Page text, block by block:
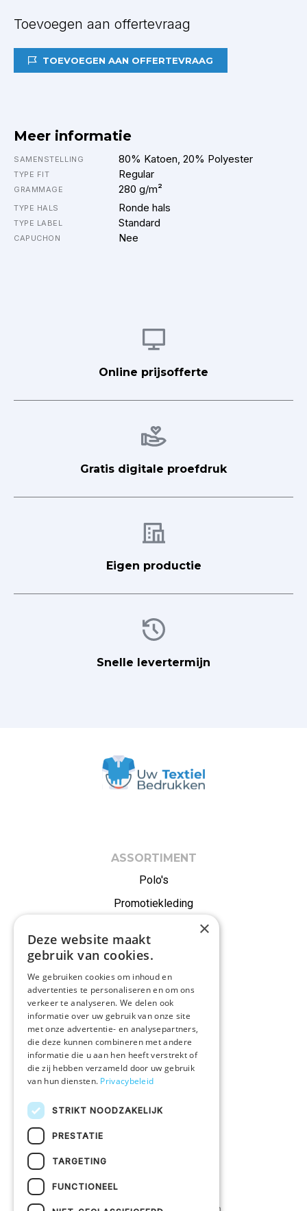
Toevoegen aan offertevraag
TOEVOEGEN AAN OFFERTEVRAAG
Meer informatie
SAMENSTELLING 80% Katoen, 20% Polyester
TYPE FIT Regular
GRAMMAGE 280 g/m²
TYPE HALS Ronde hals
TYPE LABEL Standard
CAPUCHON Nee
Online prijsofferte
Afbeelding
Gratis digitale proefdruk
Afbeelding
Eigen productie
Afbeelding
Snelle levertermijn
ASSORTIMENT
Polo's
Promotiekleding
Alle producten
IN EEN NOTENDOP
Druktechnieken
Duurzaam ondernemen
Vacatures
KLANTENSERVICE
Veelgestelde vragen
×
Deze website maakt
gebruik van cookies.
We gebruiken cookies om inhoud en
advertenties te personaliseren en om ons
verkeer te analyseren. We delen ook
informatie over uw gebruik van onze site
met onze advertentie- en analysepartners,
die deze kunnen combineren met andere
informatie die u aan hen heeft verstrekt of
die zij hebben verzameld door uw gebruik
van hun diensten. Privacybeleid
STRIKT NOODZAKELIJK
PRESTATIE
TARGETING
FUNCTIONEEL